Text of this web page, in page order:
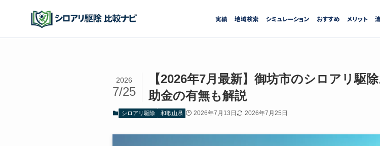
実績 地域検索 シミュレーション おすすめ メリット
【2026年7月最新】御坊市のシロアリ駆
助金の有無も解説
2026
7/25
シロアリ駆除 和歌山県 2026年7月13日 2026年7月25日